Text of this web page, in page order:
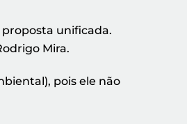
proposta unificada.
Mira.
pois ele não